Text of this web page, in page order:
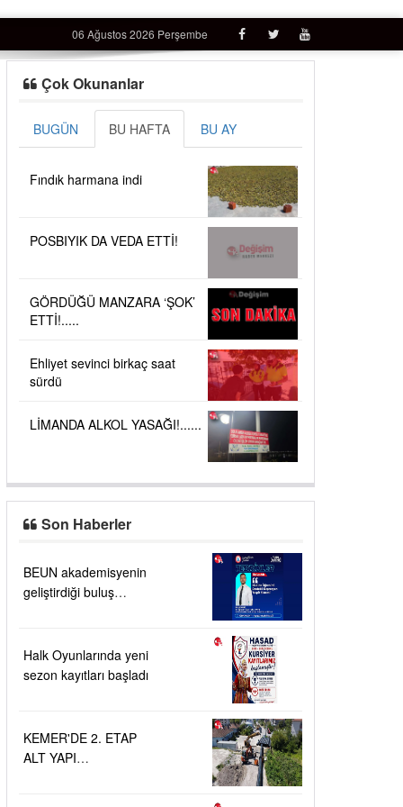
06 Ağustos 2026 Perşembe
Çok Okunanlar
BUGÜN BU HAFTA BU AY
Fındık harmana indi
POSBIYIK DA VEDA ETTİ!
GÖRDÜĞÜ MANZARA ‘ŞOK’
ETTİ!.....
Ehliyet sevinci birkaç saat
sürdü
LİMANDA ALKOL YASAĞI!......
Son Haberler
BEUN akademisyenin
geliştirdiği buluş
Halk Oyunlarında yeni
sezon kayıtları başladı
KEMER'DE 2. ETAP
ALT YAPI